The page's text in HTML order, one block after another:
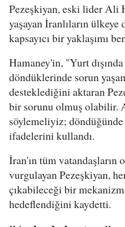
Pezeşkiyan, eski lider Ali
yaşayan İranlıların
kapsayıcı bir yaklaşımı
Hamaney'in, "Yurt
döndüklerinde sorun
desteklediğini aktaran
bir sorunu olmuş olabilir.
söylemeliyiz; döndüğünde
ifadelerini kullandı.
İran'ın tüm vatandaşların
vurgulayan Pezeşkiyan,
çıkabileceği bir
hedeflendiğini kaydetti.